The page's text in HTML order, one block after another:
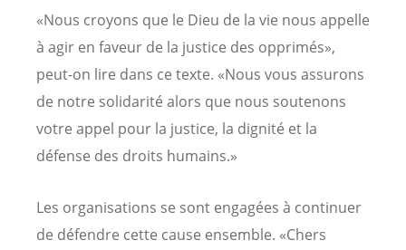
«Nous croyons que le Dieu de la vie nous appelle
à agir en faveur de la justice des opprimés»,
peut-on lire dans ce texte. «Nous vous assurons
de notre solidarité alors que nous soutenons
votre appel pour la justice, la dignité et la
défense des droits humains.»
Les organisations se sont engagées à continuer
de défendre cette cause ensemble. «Chers